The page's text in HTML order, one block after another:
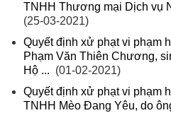
TNHH Thương mại Dịch vụ
(25-03-2021)
Quyết định xử phạt vi phạm
Phạm Văn Thiên Chương,
Hộ ... (01-02-2021)
Quyết định xử phạt vi phạm
TNHH Mèo Đang Yêu, do